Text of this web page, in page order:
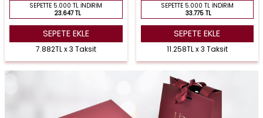
SEPETTE 5.000 TL İNDIRIM
23.647 TL
SEPETE EKLE
7.882TL x 3 Taksit
SEPETTE 5.000 TL İNDIRIM
33.775 TL
SEPETE EKLE
11.258TL x 3 Taksit